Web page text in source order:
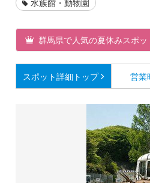
水族館・動物園
群馬県で人気の夏休みスポ
スポット詳細 トップ 営業